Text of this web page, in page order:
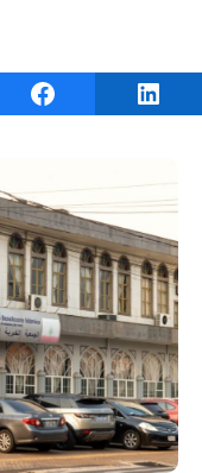
TelegramShare on Facebook